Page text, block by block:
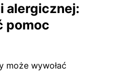
alergicznej:
pomoc
może wywołać